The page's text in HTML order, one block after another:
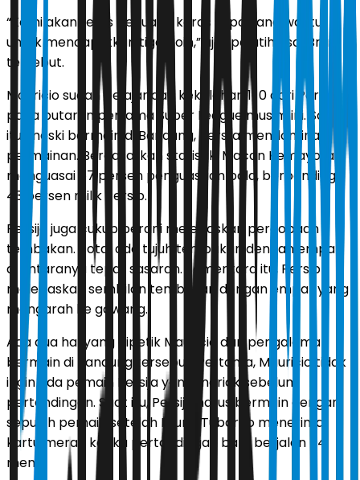
“Kami akan terus berjuang keras sepanjang waktu
untuk mendapatkan tiga poin,” ujar pelatih asal Brasil
tersebut.
Mauricio sudah belajar dari kekalahan 1-0 dari Persib
pada putaran pertama Super League musim ini. Saat
itu, meski bermain di Bandung, Persija mendominasi
permainan. Berdasarkan statistik, Macan Kemayoran
menguasai 57 persen penguasaan bola, berbanding
43 persen milik Persib.
Persija juga cukup berani melepaskan percobaan
tembakan. Total ada tujuh tembakan dengan empat
di antaranya tepat sasaran. Sementara itu, Persib
melepaskan sembilan tembakan dengan empat yang
mengarah ke gawang.
Ada dua hal yang dipetik Mauricio dari pengalaman
bermain di Bandung tersebut. Pertama, Mauricio tidak
ingin ada pemain Persija yang meriak sebelum
pertandingan. Saat itu, Persija harus bermain dengan
sepuluh pemain setelah Bruno Tubarao menerima
kartu merah ketika pertandingan baru berjalan 54
menit.